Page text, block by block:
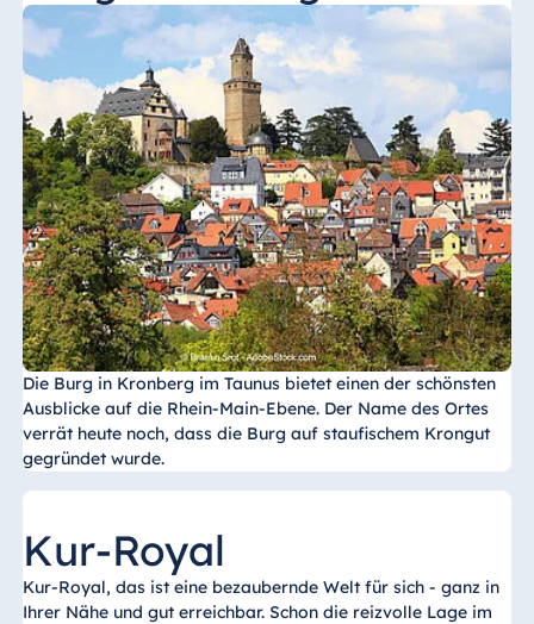
Die Burg in Kronberg im Taunus bietet einen der schönsten
Ausblicke auf die Rhein-Main-Ebene. Der Name des Ortes
verrät heute noch, dass die Burg auf staufischem Krongut
gegründet wurde.
Kur-Royal
Kur-Royal, das ist eine bezaubernde Welt für sich - ganz in
Ihrer Nähe und gut erreichbar. Schon die reizvolle Lage im